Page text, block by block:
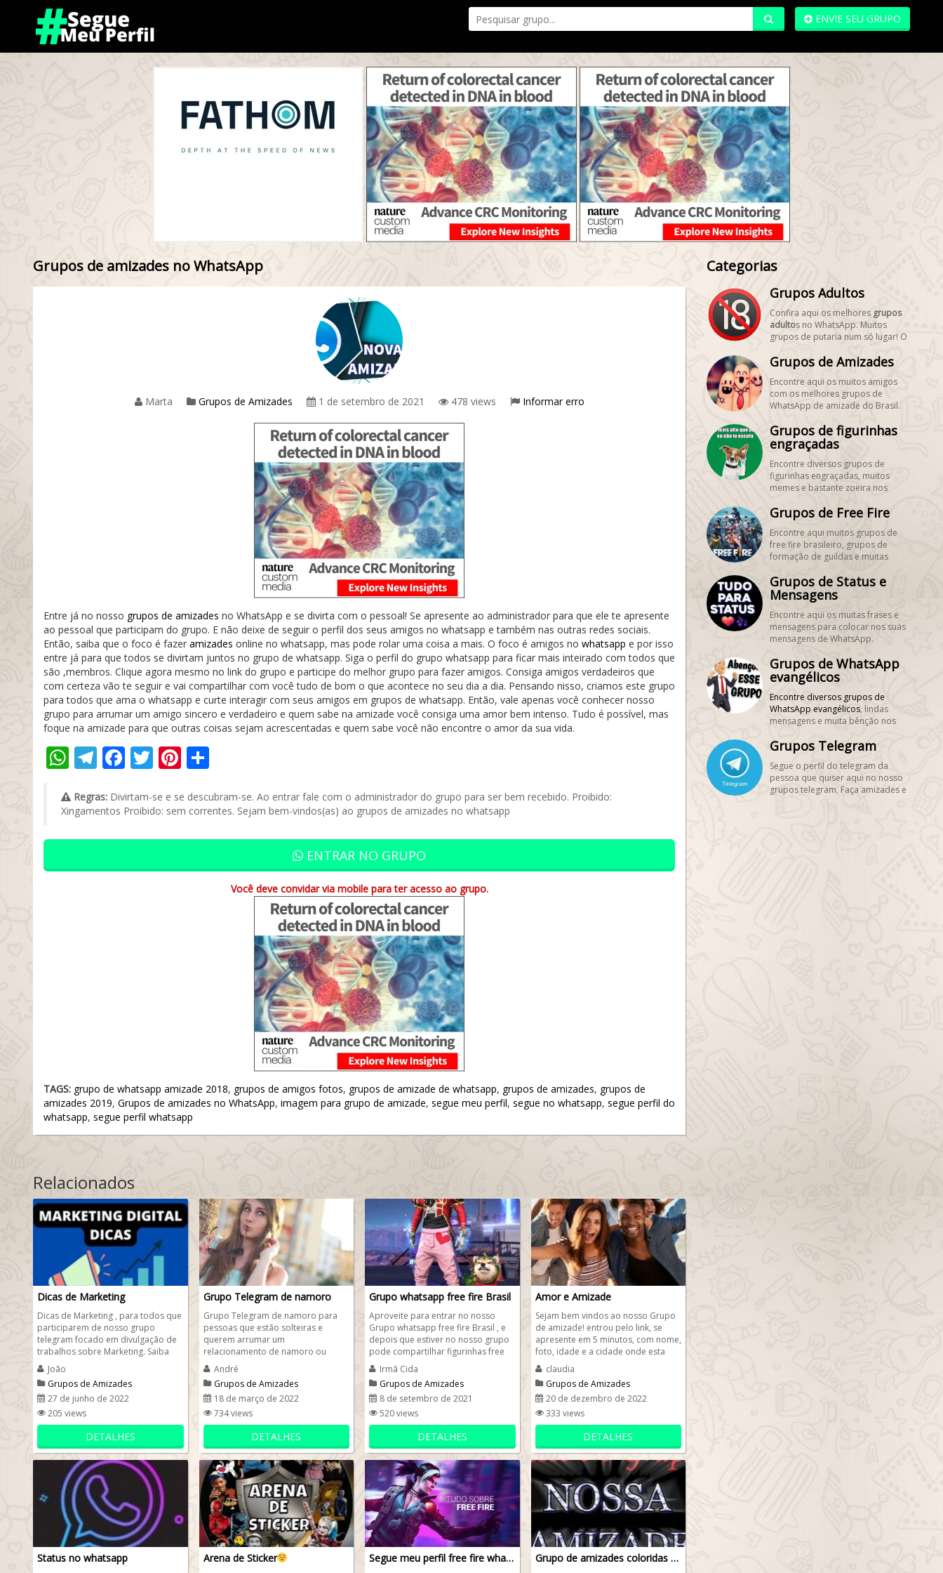
ENVIE SEU GRUPO
Grupos de amizades no WhatsApp
Marta Grupos de Amizades 1 de setembro de 2021 478 views Informar erro
Entre já no nosso grupos de amizades no WhatsApp e se divirta com o pessoal! Se apresente ao administrador para que ele te apresente
ao pessoal que participam do grupo. E não deixe de seguir o perfil dos seus amigos no whatsapp e também nas outras redes sociais.
Então, saiba que o foco é fazer amizades online no whatsapp, mas pode rolar uma coisa a mais. O foco é amigos no whatsapp e por isso
entre já para que todos se divirtam juntos no grupo de whatsapp. Siga o perfil do grupo whatsapp para ficar mais inteirado com todos que
são ,membros. Clique agora mesmo no link do grupo e participe do melhor grupo para fazer amigos. Consiga amigos verdadeiros que
com certeza vão te seguir e vai compartilhar com você tudo de bom o que acontece no seu dia a dia. Pensando nisso, criamos este grupo
para todos que ama o whatsapp e curte interagir com seus amigos em grupos de whatsapp. Então, vale apenas você conhecer nosso
grupo para arrumar um amigo sincero e verdadeiro e quem sabe na amizade você consiga uma amor bem intenso. Tudo é possível, mas
foque na amizade para que outras coisas sejam acrescentadas e quem sabe você não encontre o amor da sua vida.
WhatsApp
Telegram
Facebook
TwitterPinterest
Regras: Divirtam-se e se descubram-se. Ao entrar fale com o administrador do grupo para ser bem recebido. Proibido:
Xingamentos Proibido: sem correntes. Sejam bem-vindos(as) ao grupos de amizades no whatsapp
ENTRAR NO GRUPO
Você deve convidar via mobile para ter acesso ao grupo.
TAGS: grupo de whatsapp amizade 2018, grupos de amigos fotos, grupos de amizade de whatsapp, grupos de amizades, grupos de
amizades 2019, Grupos de amizades no WhatsApp, imagem para grupo de amizade, segue meu perfil, segue no whatsapp, segue perfil do
whatsapp, segue perfil whatsapp
Relacionados
Dicas de Marketing
Dicas de Marketing , para todos que
participarem de nosso grupo
telegram focado em divulgação de
trabalhos sobre Marketing. Saiba
que o foco do nosso grupo...
João
Grupos de Amizades
27 de junho de 2022
205 views
DETALHES
Grupo Telegram de namoro
Grupo Telegram de namoro para
pessoas que estão solteiras e
querem arrumar um
relacionamento de namoro ou
amizade pelo telegram . Baixe o
telegram e use...
André
Grupos de Amizades
18 de março de 2022
734 views
DETALHES
Grupo whatsapp free fire Brasil
Aproveite para entrar no nosso
Grupo whatsapp free fire Brasil , e
depois que estiver no nosso grupo
pode compartilhar figurinhas free
fire à vontade. Além...
Irmã Cida
Grupos de Amizades
8 de setembro de 2021
520 views
DETALHES
Amor e Amizade
Sejam bem vindos ao nosso Grupo
de amizade! entrou pelo link, se
apresente em 5 minutos, com nome,
foto, idade e a cidade onde esta
falando. O link está logo...
claudia
Grupos de Amizades
20 de dezembro de 2022
333 views
DETALHES
Status no whatsapp Arena de Sticker Segue meu perfil free fire whatsapp Grupo de amizades coloridas em SP
Categorias
Grupos Adultos
Confira aqui os melhores grupos
adultos no WhatsApp. Muitos
grupos de putaria num só lugar! O
grupos pornôs
aqui!
Grupos de Amizades
Encontre aqui os muitos amigos
com os melhores grupos de
WhatsApp de amizade do Brasil.
gratuitamente seus grupos de
amizades para encontrar novos
amigos! #SegueMeuPerfil!
Grupos de figurinhas
engraçadas
Encontre diversos grupos de
figurinhas engraçadas, muitos
memes e bastante zoeira nos
figurinhas.
Grupos de Free Fire
Encontre aqui muitos grupos de
free fire brasileiro, grupos de
formação de guildas e muitas
gratuitamente seus grupos de
freefire, é grátis! #SegueMeuPerfil!
Grupos de Status e
Mensagens
Encontre aqui os muitas frases e
mensagens para colocar nos suas
mensagens de WhatsApp.
WhatsApp de figurinhas e stickers.
Aproveite para cadastrar
gratuitamente seus grupos de
figurinhas, é grátis!
#SegueMeuPerfil!
Grupos de WhatsApp
evangélicos
Encontre diversos grupos de
WhatsApp evangélicos, lindas
mensagens e muita bênção nos
evangélicos. #SegueMeuPerfil!
Grupos Telegram
Segue o perfil do telegram da
pessoa que quiser aqui no nosso
grupos telegram. Faça amizades e